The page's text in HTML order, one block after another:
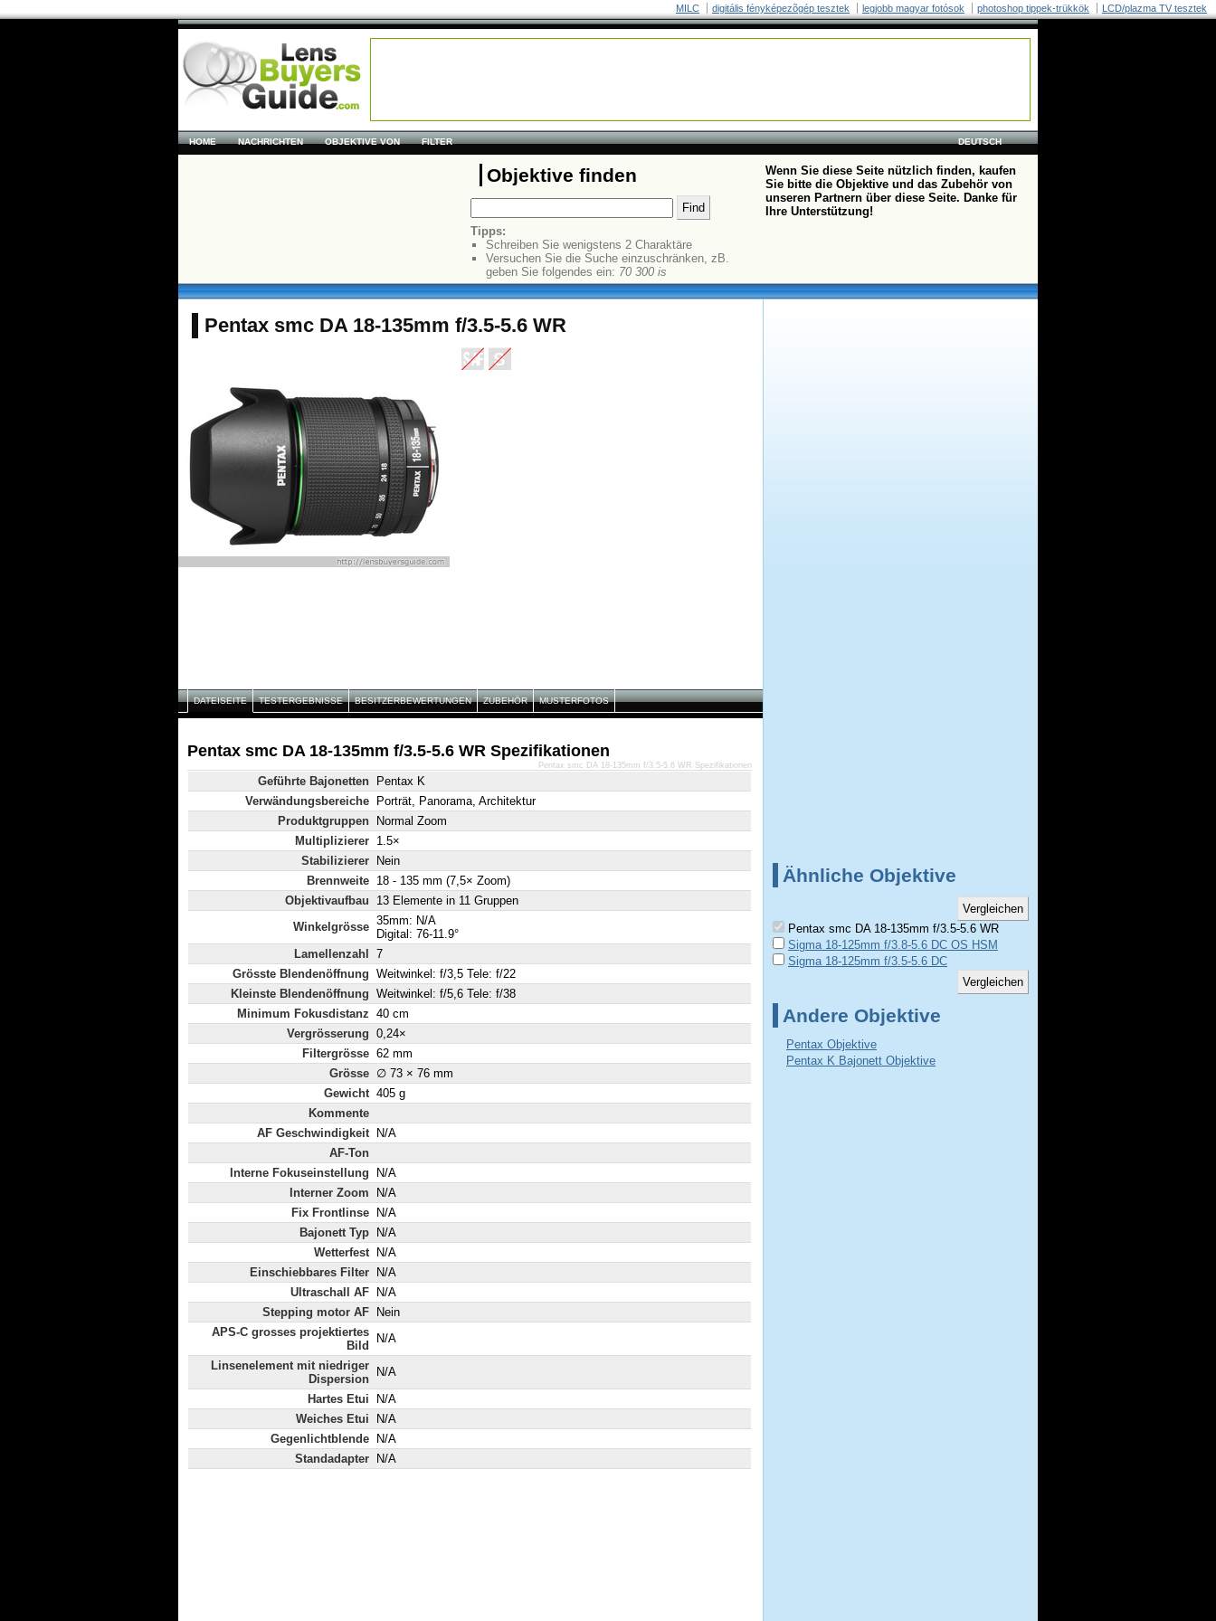
MILC digitális fényképezõgép tesztek legjobb magyar fotósok photoshop tippek-trükkök LCD/plazma TV tesztek
DEUTSCH
HOME NACHRICHTEN OBJEKTIVE VON FILTER
Objektive finden
Tipps:
Schreiben Sie wenigstens 2 Charaktäre
Versuchen Sie die Suche einzuschränken, zB.
geben Sie folgendes ein: 70 300 is
Wenn Sie diese Seite nützlich finden, kaufen
Sie bitte die Objektive und das Zubehör von
unseren Partnern über diese Seite. Danke für
Ihre Unterstützung!
Pentax smc DA 18-135mm f/3.5-5.6 WR
DATEISEITE TESTERGEBNISSE BESITZERBEWERTUNGEN ZUBEHÖR MUSTERFOTOS
Pentax smc DA 18-135mm f/3.5-5.6 WR Spezifikationen
Geführte Bajonetten
Pentax K
Verwändungsbereiche
Porträt, Panorama, Architektur
Produktgruppen
Normal Zoom
Multiplizierer 1.5×
Stabilizierer
Nein
Brennweite 18 - 135 mm (7,5× Zoom)
Objektivaufbau
13 Elemente in 11 Gruppen
Winkelgrösse 35mm: N/A
Digital: 76-11.9°
Lamellenzahl
7
Grösste Blendenöffnung Weitwinkel: f/3,5 Tele: f/22
Kleinste Blendenöffnung Weitwinkel: f/5,6 Tele: f/38
Minimum Fokusdistanz 40 cm
Vergrösserung 0,24×
Filtergrösse 62 mm
Grösse ∅ 73 × 76 mm
Gewicht 405 g
Kommente
AF Geschwindigkeit
N/A
AF-Ton
Interne Fokuseinstellung
N/A
Interner Zoom
N/A
Fix Frontlinse
N/A
Bajonett Typ
N/A
Wetterfest
N/A
Einschiebbares Filter
N/A
Ultraschall AF
N/A
Stepping motor AF
Nein
APS-C grosses projektiertes
Bild
N/A
Linsenelement mit niedriger
Dispersion
N/A
Hartes Etui
N/A
Weiches Etui
N/A
Gegenlichtblende
N/A
Standadapter
N/A
Pentax smc DA 18-135mm f/3.5-5.6 WR Spezifikationen
Ähnliche Objektive
Pentax smc DA 18-135mm f/3.5-5.6 WR
Sigma 18-125mm f/3.8-5.6 DC OS HSM
Sigma 18-125mm f/3.5-5.6 DC
Andere Objektive
Pentax Objektive
Pentax K Bajonett Objektive